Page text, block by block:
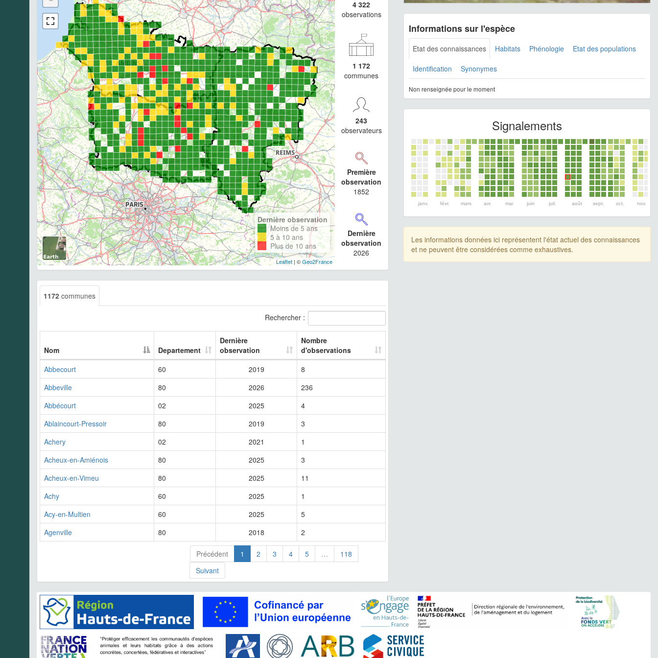
Dernière observation
Moins de 5 ans
5 à 10 ans
Plus de 10 ans
Leaflet| ©Geo2France
4 322
observations
1 172
communes
243
observateurs
Première
observation
1852
Dernière
observation
2026
1172 communes
Rechercher :
Nom Departement
Dernière
observation
Nombre
d'observations
Abbecourt
60 2019
8
Abbeville
80 2026
236
Abbécourt
02 2025
4
Ablaincourt-Pressoir
80 2019
3
Achery
02 2021
1
Acheux-en-Amiénois
80 2025
3
Acheux-en-Vimeu
80 2025
11
Achy
60 2025
1
Acy-en-Multien
60 2025
5
Agenville
80 2018 2
Précédent 1 2 3 4 5 …
118
Suivant
Informations sur l'espèce
Etat des connaissances Habitats Phénologie Etat des populations
Identification Synonymes
Non renseignée pour le moment
Signalements
janv. févr. mars avr. mai juin juil. août sept. oct. nov.
Les informations données ici représentent l'état actuel des connaissances
et ne peuvent être considérées comme exhaustives.